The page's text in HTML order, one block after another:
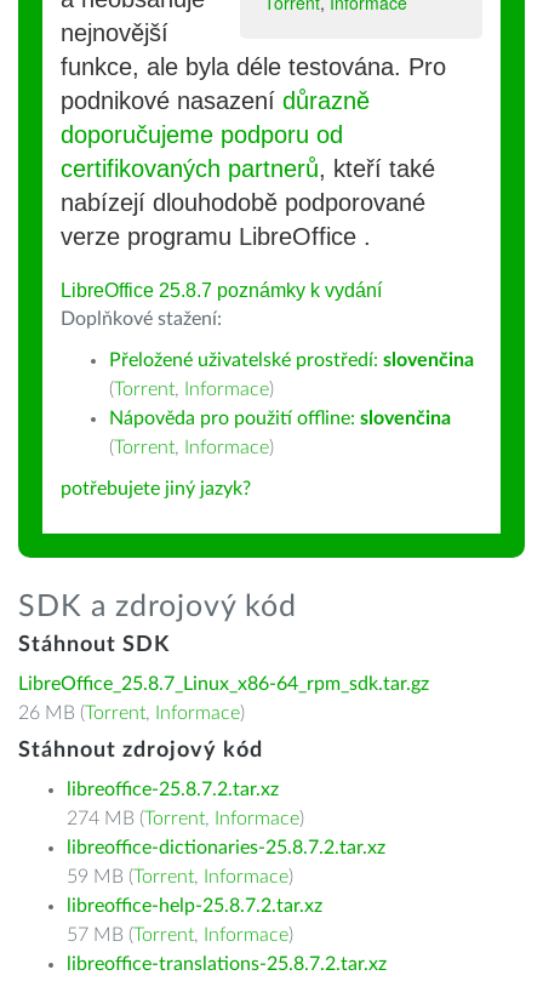
nejnovější
funkce, ale byla déle testována. Pro
podnikové nasazení důrazně
doporučujeme podporu od
certifikovaných partnerů, kteří také
nabízejí dlouhodobě podporované
verze programu LibreOffice .
LibreOffice 25.8.7 poznámky k vydání
Doplňkové stažení:
Přeložené uživatelské prostředí: slovenčina
(Torrent, Informace)
Nápověda pro použití offline: slovenčina
(Torrent, Informace)
potřebujete jiný jazyk?
SDK a zdrojový kód
Stáhnout SDK
LibreOffice_25.8.7_Linux_x86-64_rpm_sdk.tar.gz
26 MB (Torrent, Informace)
Stáhnout zdrojový kód
libreoffice-25.8.7.2.tar.xz
274 MB (Torrent, Informace)
libreoffice-dictionaries-25.8.7.2.tar.xz
59 MB (Torrent, Informace)
libreoffice-help-25.8.7.2.tar.xz
57 MB (Torrent, Informace)
libreoffice-translations-25.8.7.2.tar.xz